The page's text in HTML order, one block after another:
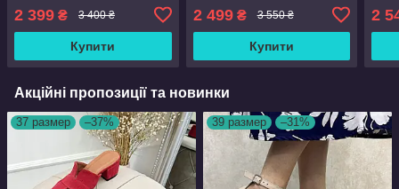
2 399 ₴ 3 400 ₴
Купити
2 499₴ 3 550 ₴
Купити
2
Акційні пропозиції та новинки
37 размер –37% 39 размер –31%